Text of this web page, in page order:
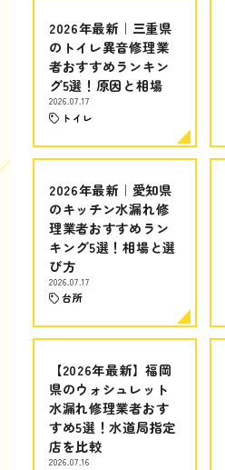
2026年最新｜三重県
のトイレ異音修理業
者おすすめランキン
グ5選！原因と相場
2026.07.17
トイレ
2026年最新｜愛知県
のキッチン水漏れ修
理業者おすすめラン
キング5選！相場と選
び方
2026.07.17
台所
【2026年最新】福岡
県のウォシュレット
水漏れ修理業者おす
すめ5選！水道局指定
店を比較
2026.07.16